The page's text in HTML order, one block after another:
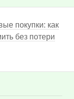
покупки: как
без потери